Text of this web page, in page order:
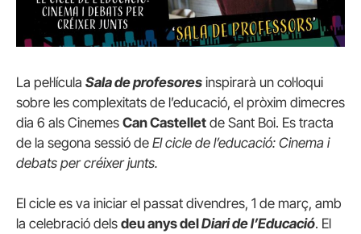
La pel·lícula Sala de profesores inspirarà un col·loqui
sobre les complexitats de l’educació, el pròxim dimecres
dia 6 als Cinemes Can Castellet de Sant Boi. Es tracta
de la segona sessió de El cicle de l’educació: Cinema i
debats per créixer junts.
El cicle es va iniciar el passat divendres, 1 de març, amb
la celebració dels deu anys delDiari de l’Educació. El